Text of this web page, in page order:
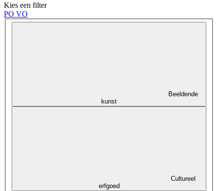
Kies een filter
PO VO
kunst
erfgoed